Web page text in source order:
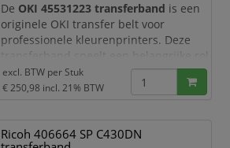
De OKI 45531223 transferband is een
originele OKI transfer belt voor
professionele kleurenprinters. Deze
transferband speelt een belangrijke rol
in het printproces: het onderdeel zorgt
ervoor dat toner nauwkeurig en
afdrukken scherp, kleurvast en
excl. BTW per Stuk
€ 250,98 incl. 21% BTW
Ricoh 406664 SP C430DN